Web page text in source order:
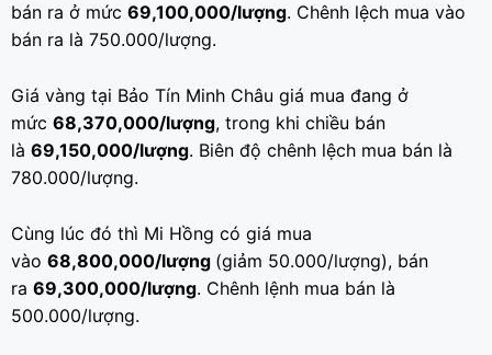
bán ra ở mức 69,100,000/lượng. Chênh lệch mua vào
bán ra là 750.000/lượng.
Giá vàng tại Bảo Tín Minh Châu giá mua đang ở
mức 68,370,000/lượng, trong khi chiều bán
là 69,150,000/lượng. Biên độ chênh lệch mua bán là
780.000/lượng.
Cùng lúc đó thì Mi Hồng có giá mua
vào 68,800,000/lượng (giảm 50.000/lượng), bán
ra 69,300,000/lượng. Chênh lệnh mua bán là
500.000/lượng.